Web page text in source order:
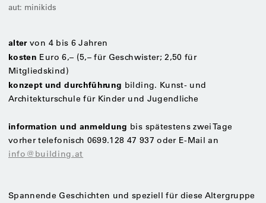
aut: minikids
altervon 4 bis 6 Jahren
kosten Euro 6,– (5,– für Geschwister; 2,50 für
Mitgliedskind)
konzept und durchführung bilding. Kunst- und
Architekturschule für Kinder und Jugendliche
information und anmeldung bis spätestens zwei Tage
vorher telefonisch 0699.128 47 937 oder E-Mail an
info@building.at
Spannende Geschichten und speziell für diese Altergruppe